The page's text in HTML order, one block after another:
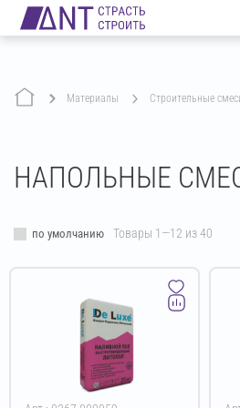
Материалы строительные
НАПОЛЬНЫЕ
по умолчанию Товары 1—12 из 40